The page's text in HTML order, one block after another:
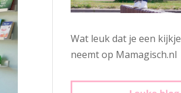
Wat leuk dat je een kijkje
neemt op Mamagisch.nl